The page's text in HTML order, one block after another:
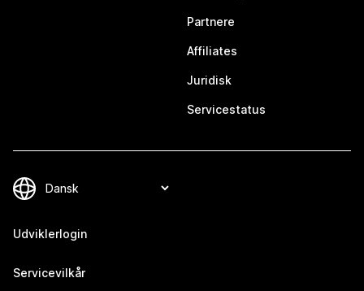
Partnere
Affiliates
Juridisk
Servicestatus
Udviklerlogin
Servicevilkår